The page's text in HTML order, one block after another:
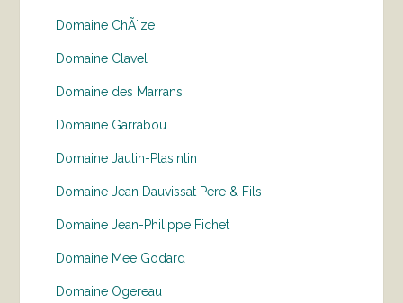
Domaine ChÃ¨ze
Domaine Clavel
Domaine des Marrans
Domaine Garrabou
Domaine Jaulin-Plasintin
Domaine Jean Dauvissat Pere & Fils
Domaine Jean-Philippe Fichet
Domaine Mee Godard
Domaine Ogereau